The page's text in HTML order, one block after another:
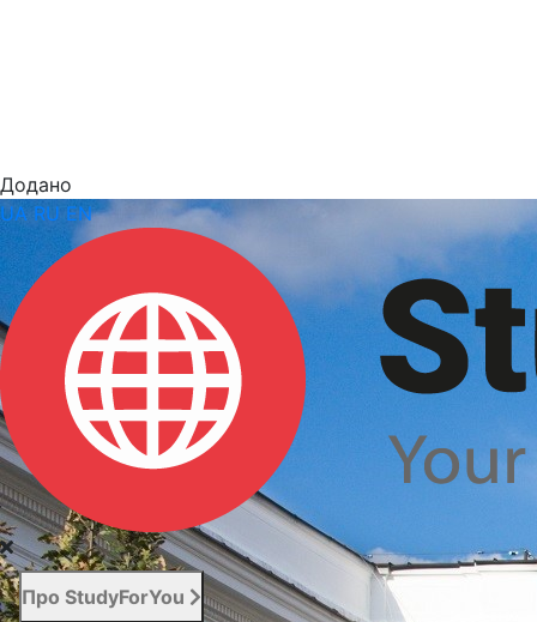
Додано
UA RU EN
Про StudyForYou